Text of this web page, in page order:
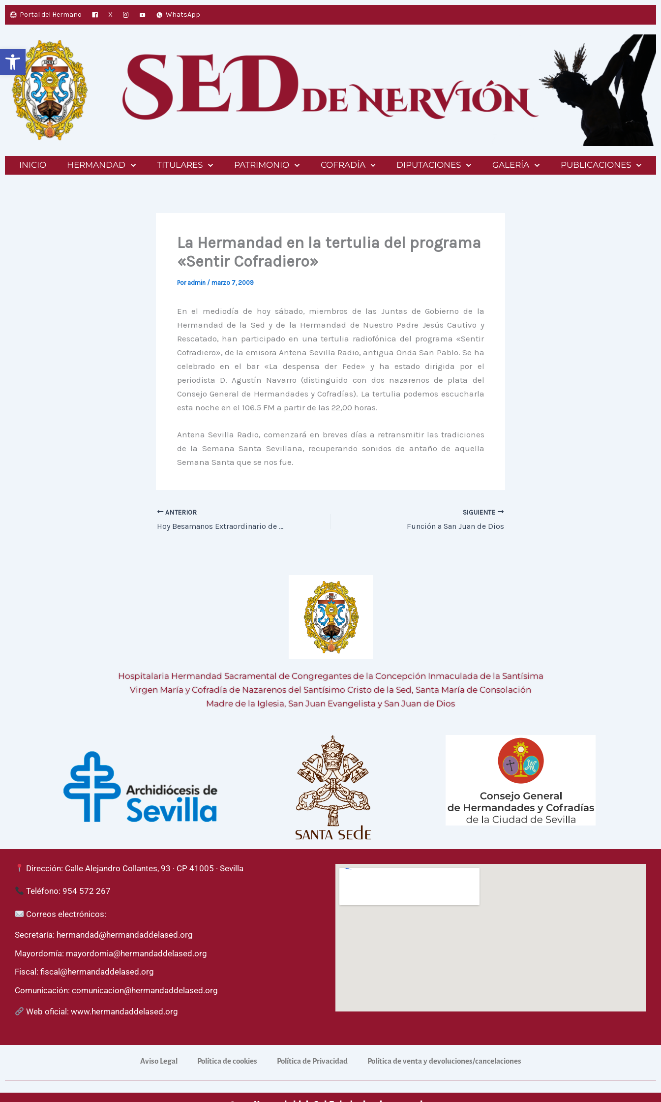
Abrir barra de herramientas
Portal del Hermano X WhatsApp
INICIO HERMANDAD TITULARES PATRIMONIO COFRADÍA DIPUTACIONES GALERÍA PUBLICACIONES
La Hermandad en la tertulia del programa
«Sentir Cofradiero»
Por admin / marzo 7, 2009
En el mediodía de hoy sábado, miembros de las Juntas de Gobierno de la
Hermandad de la Sed y de la Hermandad de Nuestro Padre Jesús Cautivo y
Rescatado, han participado en una tertulia radiofónica del programa «Sentir
Cofradiero», de la emisora Antena Sevilla Radio, antigua Onda San Pablo. Se ha
celebrado en el bar «La despensa der Fede» y ha estado dirigida por el
periodista D. Agustín Navarro (distinguido con dos nazarenos de plata del
Consejo General de Hermandades y Cofradías). La tertulia podemos escucharla
esta noche en el 106.5 FM a partir de las 22,00 horas.
Antena Sevilla Radio, comenzará en breves días a retransmitir las tradiciones
de la Semana Santa Sevillana, recuperando sonidos de antaño de aquella
Semana Santa que se nos fue.
ANTERIOR
Hoy Besamanos Extraordinario de Nuestro Padre Jesús Cautivo y Rescatado
SIGUIENTE
Función a San Juan de Dios
Hospitalaria Hermandad Sacramental de Congregantes de la Concepción Inmaculada de la Santísima
Virgen María y Cofradía de Nazarenos del Santísimo Cristo de la Sed, Santa María de Consolación
Madre de la Iglesia, San Juan Evangelista y San Juan de Dios
Dirección: Calle Alejandro Collantes, 93 · CP 41005 · Sevilla
Teléfono: 954 572 267
Correos electrónicos:
Secretaría: hermandad@hermandaddelased.org
Mayordomía: mayordomia@hermandaddelased.org
Fiscal: fiscal@hermandaddelased.org
Comunicación: comunicacion@hermandaddelased.org
Web oficial:www.hermandaddelased.org
Aviso Legal Política de cookies Política de Privacidad Política de venta y devoluciones/cancelaciones